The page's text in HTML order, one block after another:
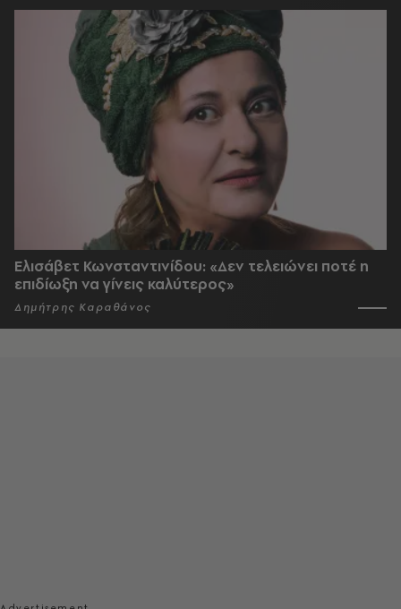
Ελισάβετ Κωνσταντινίδου: «Δεν τελειώνει ποτέ η
επιδίωξη να γίνεις καλύτερος»
Δημήτρης Καραθάνος